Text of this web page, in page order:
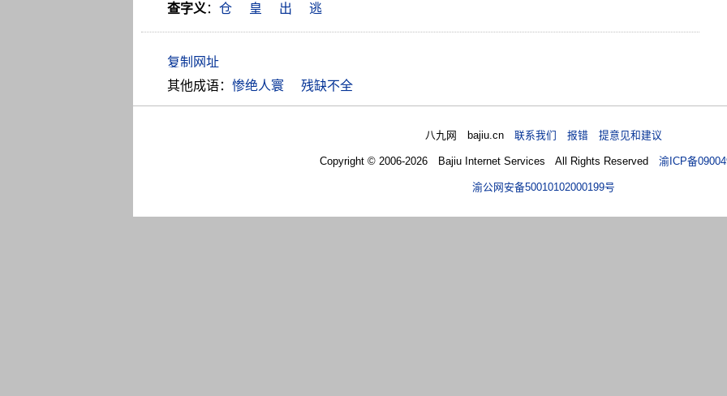
查字义 ： 仓 皇 出 逃
其他成语： 惨绝人寰 残缺不全
八九网 bajiu.cn联系我们 报错 提意见和建议
Copyright © 2006-2026 Bajiu Internet Services All Rights Reserved 渝ICP备
渝公网安备50010102000199号